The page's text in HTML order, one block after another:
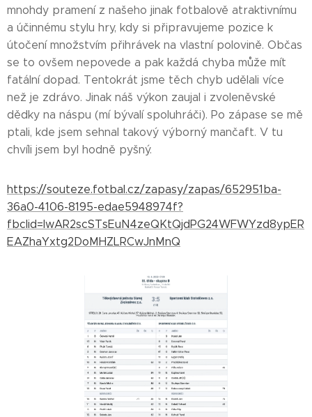
mnohdy pramení z našeho jinak fotbalově atraktivnímu
a účinnému stylu hry, kdy si připravujeme pozice k
útočení množstvím přihrávek na vlastní polovině. Občas
se to ovšem nepovede a pak každá chyba může mít
fatální dopad. Tentokrát jsme těch chyb udělali více
než je zdrávo. Jinak náš výkon zaujal i zvoleněvské
dědky na náspu (mí bývalí spoluhráči). Po zápase se mě
ptali, kde jsem sehnal takový výborný mančaft. V tu
chvíli jsem byl hodně pyšný.
https://souteze.fotbal.cz/zapasy/zapas/652951ba-
36a0-4106-8195-edae5948974f?
fbclid=IwAR2scSTsEuN4zeQKtQjdPG24WFWYzd8ypER
EAZhaYxtg2DoMHZLRCwJnMnQ